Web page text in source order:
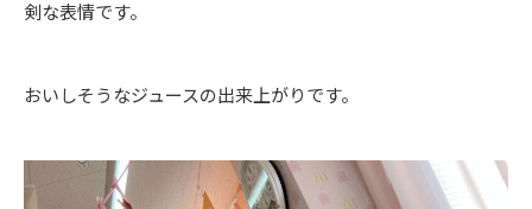
剣な表情です。
おいしそうなジュースの出来上がりです。